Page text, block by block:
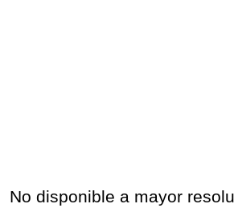
No disponible a mayor